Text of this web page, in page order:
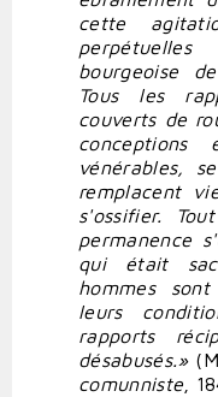
cette
bourgeoise
Tous les
couverts de
vénérables,
remplacent
s'ossifier.
permanence
qui était
hommes
leurs
rapports
désabusés.»
comunniste ,